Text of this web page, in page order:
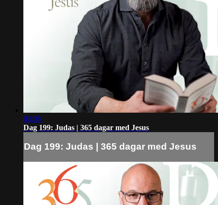
03:08
Dag 199: Judas | 365 dagar med Jesus
Dag 199: Judas | 365 dagar med Jesus